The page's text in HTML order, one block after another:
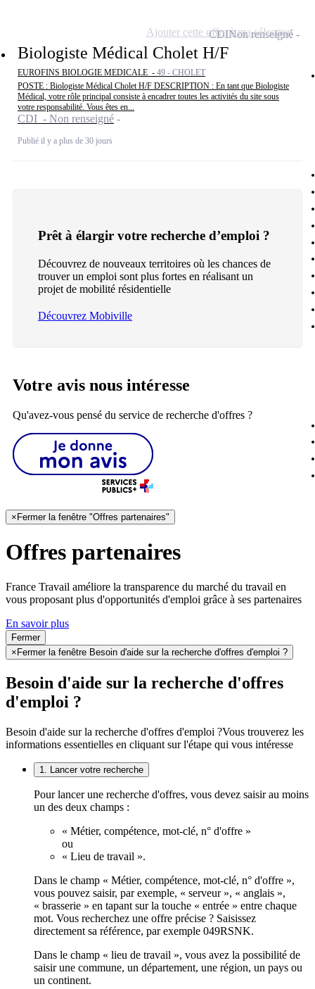
Biologiste Médical Cholet H/F
EUROFINS BIOLOGIE MEDICALE - 49 - CHOLET
POSTE : Biologiste Médical Cholet H/F DESCRIPTION : En tant que Biologiste
Médical, votre rôle principal consiste à encadrer toutes les activités du site sous
votre responsabilité. Vous êtes en...
CDI - Non renseigné
Publié il y a plus de 30 jours
CDINon renseigné
Ajouter cette offre à ma sélection
Prêt à élargir votre recherche d’emploi ?
Découvrez de nouveaux territoires où les chances de
trouver un emploi sont plus fortes en réalisant un
projet de mobilité résidentielle
Découvrez Mobiville
Votre avis nous intéresse
Qu'avez-vous pensé du service de recherche d'offres ?
× Fermer la fenêtre "Offres partenaires"
Offres partenaires
France Travail améliore la transparence du marché du travail en
vous proposant plus d'opportunités d'emploi grâce à ses partenaires
En savoir plus
Fermer
× Fermer la fenêtre Besoin d'aide sur la recherche d'offres d'emploi ?
Besoin d'aide sur la recherche d'offres
d'emploi ?
Besoin d'aide sur la recherche d'offres d'emploi ?Vous trouverez les
informations essentielles en cliquant sur l'étape qui vous intéresse
1. Lancer votre recherche
Pour lancer une recherche d'offres, vous devez saisir au moins
un des deux champs :
« Métier, compétence, mot-clé, n° d'offre »
ou
« Lieu de travail ».
Dans le champ « Métier, compétence, mot-clé, n° d'offre »,
vous pouvez saisir, par exemple, « serveur », « anglais »,
« brasserie » en tapant sur la touche « entrée » entre chaque
mot. Vous recherchez une offre précise ? Saisissez
directement sa référence, par exemple 049RSNK.
Dans le champ « lieu de travail », vous avez la possibilité de
saisir une commune, un département, une région, un pays ou
un continent.